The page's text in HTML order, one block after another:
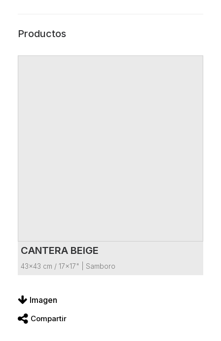
Productos
VER FICHA DEL PRODUCTO
CANTERA BEIGE
43x43 cm / 17x17" Samboro
Imagen
Compartir